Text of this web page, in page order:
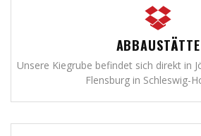
ABBAUSTÄTTE
Unsere Kiegrube befindet sich direkt in
Flensburg in Schleswig-